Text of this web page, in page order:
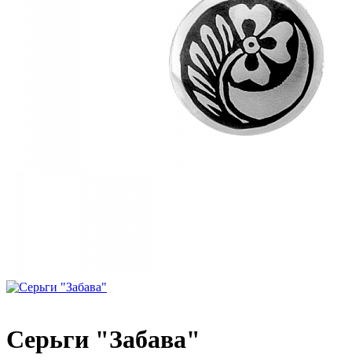
Серьги "Забава"